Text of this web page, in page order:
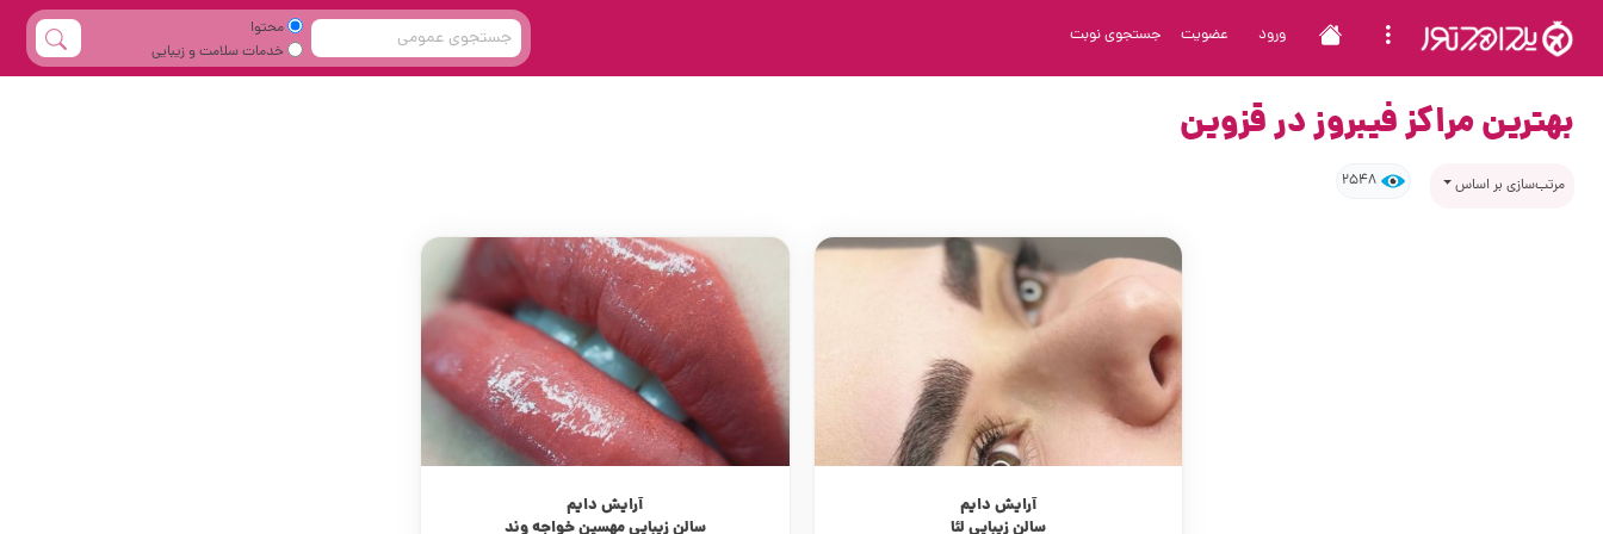
ورود عضویت جستجوی نوبت
محتوا
خدمات سلامت و زیبایی
بهترین مراکز فیبروز در قزوین
مرتب‌سازی بر اساس 2548
آرایش دایم
سالن زیبایی لئا
آرایش دایم
سالن زیبایی مهسین خواجه وند